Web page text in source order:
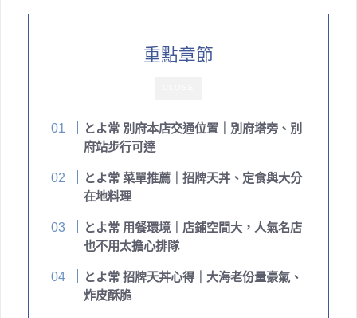
重點章節
とよ常 別府本店交通位置｜別府塔旁、別
府站步行可達
とよ常 菜單推薦｜招牌天丼、定食與大分
在地料理
とよ常 用餐環境｜店鋪空間大，人氣名店
也不用太擔心排隊
とよ常 招牌天丼心得｜大海老份量豪氣、
炸皮酥脆